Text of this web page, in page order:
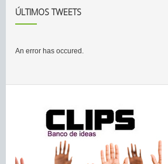
ÚLTIMOS TWEETS
An error has occured.